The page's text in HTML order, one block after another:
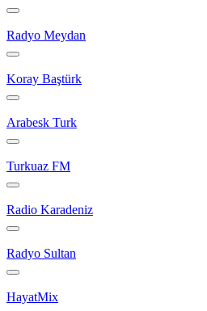
Radyo Meydan
Koray Baştürk
Arabesk Turk
Turkuaz FM
Radio Karadeniz
Radyo Sultan
HayatMix